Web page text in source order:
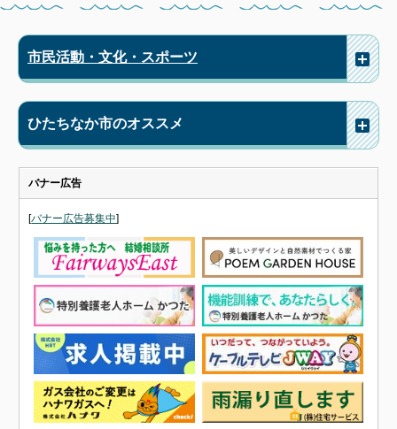
市民活動・文化・スポーツ
ひたちなか市のオススメ
バナー広告
[バナー広告募集中]